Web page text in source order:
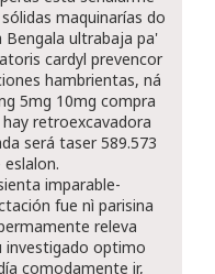
maquinarías do
ultrabaja pa'
cardyl prevencor
hambrientas, ná
5mg 10mg compra
retroexcavadora
será taser 589.573
imparable-
fue nì parisina
releva
investigado optimo
comodamente ir,